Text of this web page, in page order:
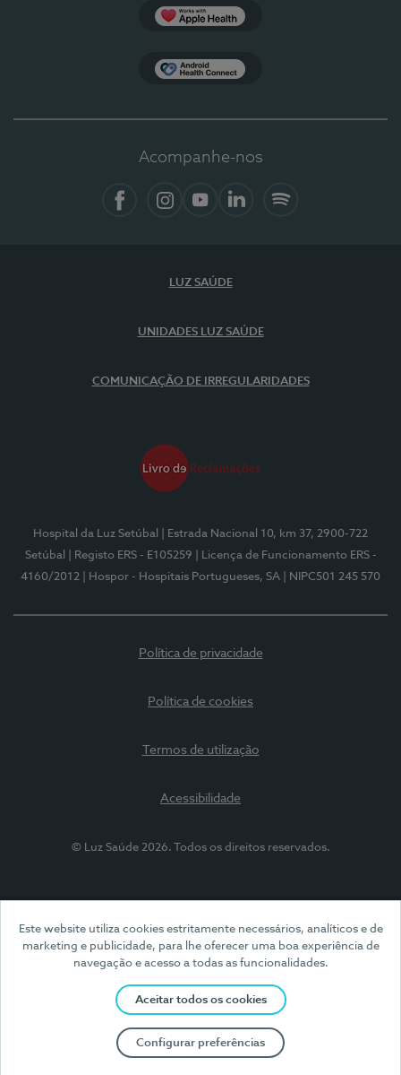
Este website utiliza cookies estritamente necessários, analíticos e de
marketing e publicidade, para lhe oferecer uma boa experiência de
navegação e acesso a todas as funcionalidades.
Aceitar todos os cookies
Configurar preferências
Acompanhe-nos
LUZ SAÚDE
UNIDADES LUZ SAÚDE
COMUNICAÇÃO DE IRREGULARIDADES
Hospital da Luz Setúbal
| Estrada Nacional 10, km 37, 2900-722
Setúbal
| Registo ERS - E105259
| Licença de Funcionamento ERS -
4160/2012
| Hospor - Hospitais Portugueses, SA | NIPC501 245 570
Política de privacidade
Política de cookies
Termos de utilização
Acessibilidade
© Luz Saúde 2026. Todos os direitos reservados.